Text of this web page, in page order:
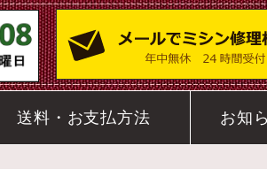
送料・お支払方法 お知